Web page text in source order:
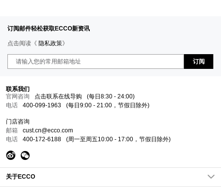
订阅邮件轻松获取ECCO新资讯
点击阅读《 隐私政策》
订阅
联系我们
官网咨询
点击联系在线导购
(每日8:30 - 24:00)
电话
400-099-1963 (每日9:00 - 21:00，节假日除外)
门店咨询
邮箱
cust.cn@ecco.com
电话
400-172-6188 (周一至周五10:00 - 17:00，节假日除外)
关于ECCO